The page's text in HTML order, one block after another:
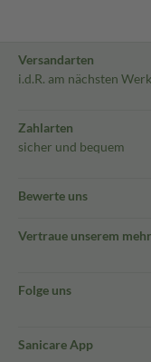
Versandarten
i.d.R. am nächsten
Zahlarten
sicher und bequem
Bewerte uns
Vertraue unserem
Folge uns
Sanicare App